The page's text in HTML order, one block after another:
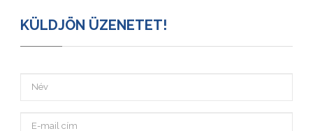
KÜLDJÖN ÜZENETET!